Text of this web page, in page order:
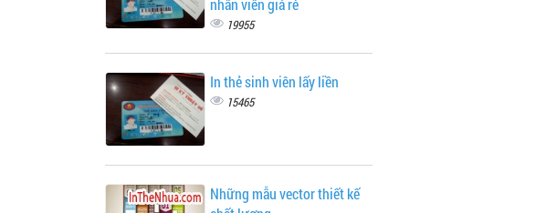
nhân viên giá rẻ
19955
In thẻ sinh viên lấy liền
15465
Những mẫu vector thiết kế